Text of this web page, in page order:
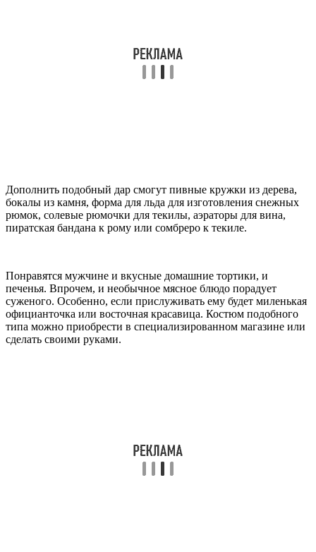
Дополнить подобный дар смогут пивные кружки из дерева,
бокалы из камня, форма для льда для изготовления снежных
рюмок, солевые рюмочки для текилы, аэраторы для вина,
пиратская бандана к рому или сомбреро к текиле.
Понравятся мужчине и вкусные домашние тортики, и
печенья. Впрочем, и необычное мясное блюдо порадует
суженого. Особенно, если прислуживать ему будет миленькая
официанточка или восточная красавица. Костюм подобного
типа можно приобрести в специализированном магазине или
сделать своими руками.